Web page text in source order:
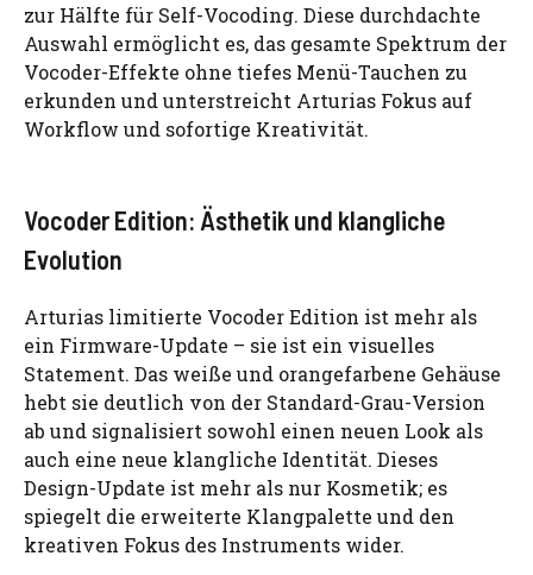
zur Hälfte für Self-Vocoding. Diese durchdachte
Auswahl ermöglicht es, das gesamte Spektrum der
Vocoder-Effekte ohne tiefes Menü-Tauchen zu
erkunden und unterstreicht Arturias Fokus auf
Workflow und sofortige Kreativität.
Vocoder Edition: Ästhetik und klangliche
Evolution
Arturias limitierte Vocoder Edition ist mehr als
ein Firmware-Update – sie ist ein visuelles
Statement. Das weiße und orangefarbene Gehäuse
hebt sie deutlich von der Standard-Grau-Version
ab und signalisiert sowohl einen neuen Look als
auch eine neue klangliche Identität. Dieses
Design-Update ist mehr als nur Kosmetik; es
spiegelt die erweiterte Klangpalette und den
kreativen Fokus des Instruments wider.